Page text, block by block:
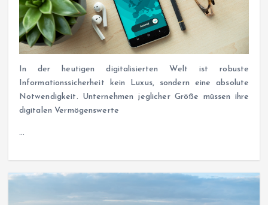
In der heutigen digitalisierten Welt ist robuste
Informationssicherheit kein Luxus, sondern eine absolute
Notwendigkeit. Unternehmen jeglicher Größe müssen ihre
digitalen Vermögenswerte
…